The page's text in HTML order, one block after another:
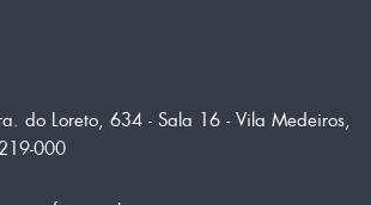
do Loreto, 634 - Sala 16 - Vila Medeiros,
000